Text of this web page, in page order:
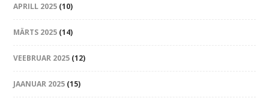
APRILL 2025 (10)
MÄRTS 2025 (14)
VEEBRUAR 2025 (12)
JAANUAR 2025 (15)